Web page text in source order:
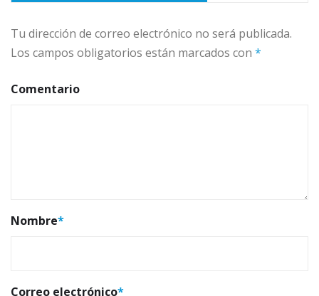
Tu dirección de correo electrónico no será publicada.
Los campos obligatorios están marcados con *
Comentario
Nombre*
Correo electrónico*